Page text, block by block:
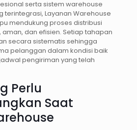
serta sistem warehouse
terintegrasi, Layanan Warehouse
mendukung proses distribusi
dan efisien. Setiap tahapan
secara sistematis sehingga
pelanggan dalam kondisi baik
pengiriman yang telah
Perlu
Saat